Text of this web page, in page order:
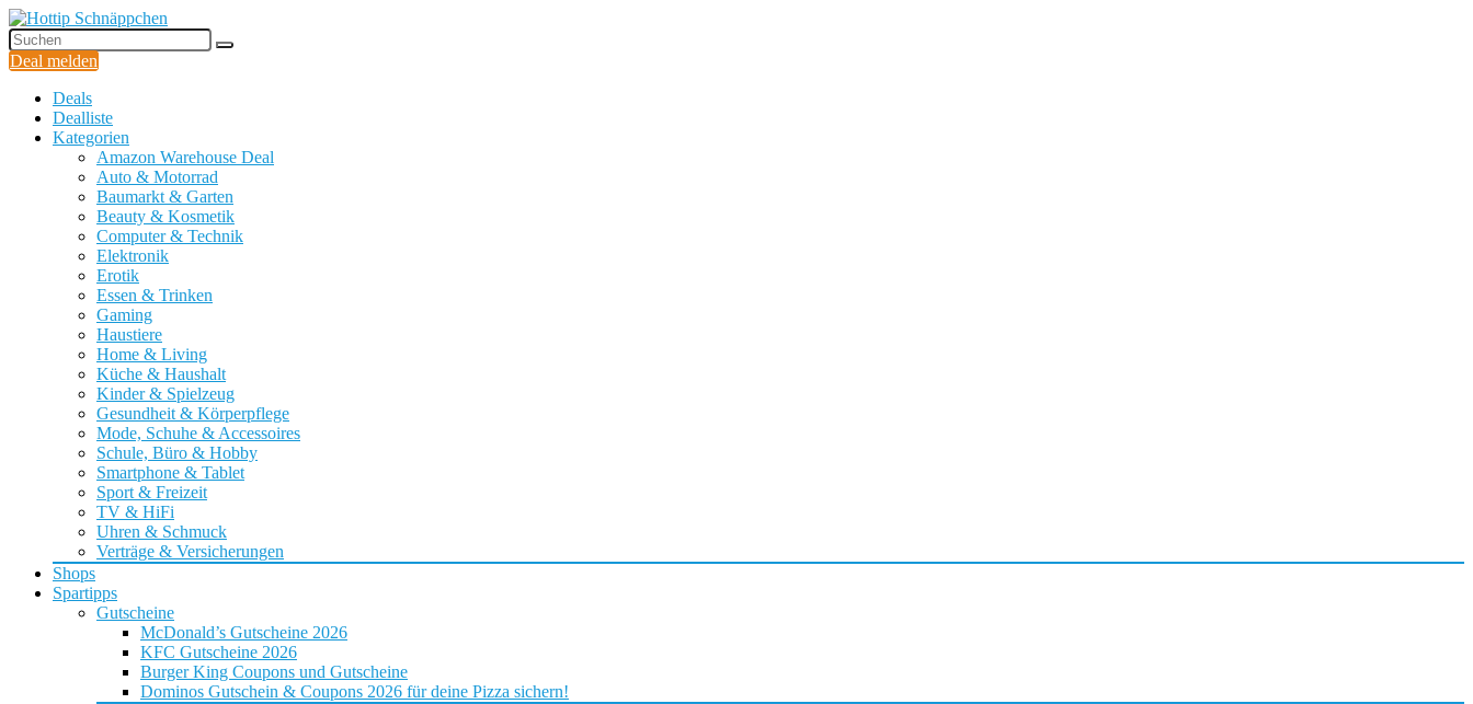
Deal melden
Deals
Dealliste
Kategorien
Amazon Warehouse Deal
Auto & Motorrad
Baumarkt & Garten
Beauty & Kosmetik
Computer & Technik
Elektronik
Erotik
Essen & Trinken
Gaming
Haustiere
Home & Living
Küche & Haushalt
Kinder & Spielzeug
Gesundheit & Körperpflege
Mode, Schuhe & Accessoires
Schule, Büro & Hobby
Smartphone & Tablet
Sport & Freizeit
TV & HiFi
Uhren & Schmuck
Verträge & Versicherungen
Shops
Spartipps
Gutscheine
McDonald’s Gutscheine 2026
KFC Gutscheine 2026
Burger King Coupons und Gutscheine
Dominos Gutschein & Coupons 2026 für deine Pizza sichern!